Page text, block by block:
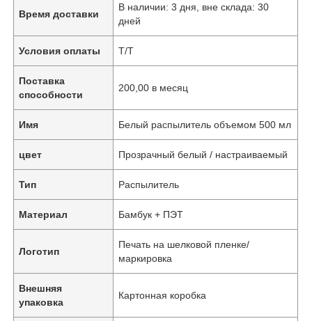
Время доставки
В наличии: 3 дня, вне склада: 30
дней
Условия оплаты Т/Т
Поставка
способности
200,00 в месяц
Имя Белый распылитель объемом 500 мл
цвет Прозрачный белый / настраиваемый
Тип Распылитель
Материал Бамбук + ПЭТ
Логотип
Печать на шелковой пленке/
маркировка
Внешняя
упаковка
Картонная коробка